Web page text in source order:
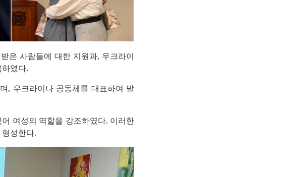
은 사람들에 대한 지원과, 우크라이
였다.
, 우크라이나 공동체를 대표하여 발
여성의 역할을 강조하였다. 이러한
성한다.